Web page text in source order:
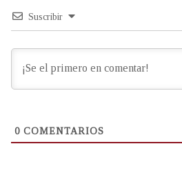
Suscribir
0 COMENTARIOS